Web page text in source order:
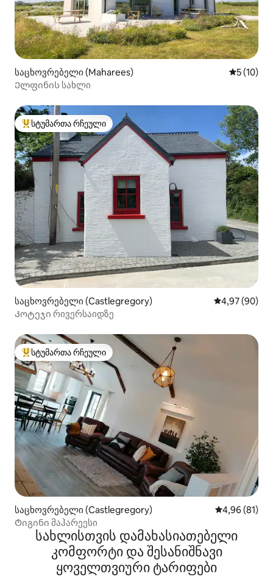
საცხოვრებელი (Maharees) საშუალო
5 (10)
Ელფინის სახლი
სტუმართა რჩეული მოწინავე ვარიანტი
სტუმართა რჩეული
საცხოვრებელი (Castlegregory) საშუალო
4,97 (90)
Კოტეჯი რივერსაიდზე
სტუმართა რჩეული მოწინავე ვარიანტი
სტუმართა რჩეული
საცხოვრებელი (Castlegregory) საშუალო
4,96 (81)
Ტიგინი მაჰარეესი
სახლისთვის დამახასიათებელი
კომფორტი და შესანიშნავი
ყოველთვიური ტარიფები